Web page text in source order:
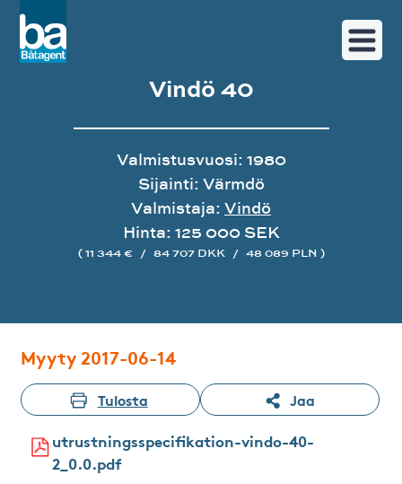
Vindö 40
Valmistusvuosi: 1980
Sijainti: Värmdö
Valmistaja: Vindö
Hinta: 125 000 SEK
( 11 344 € / 84 707 DKK / 48 089 PLN )
Myyty 2017-06-14
Tulosta Jaa
utrustningsspecifikation-vindo-40-
2_0.0.pdf